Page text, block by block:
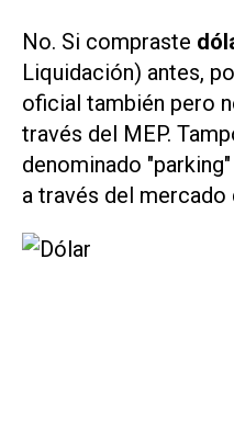
No. Si compraste
Liquidación) antes,
oficial también pero
través del MEP.
denominado
a través del mercado